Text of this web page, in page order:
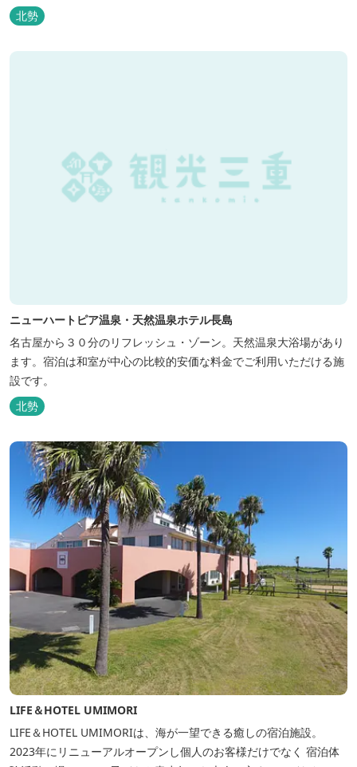
い。
北勢
ニューハートピア温泉・天然温泉ホテル長島
名古屋から３０分のリフレッシュ・ゾーン。天然温泉大浴場があり
ます。宿泊は和室が中心の比較的安価な料金でご利用いただける施
設です。
北勢
LIFE＆HOTEL UMIMORI
LIFE＆HOTEL UMIMORIは、海が一望できる癒しの宿泊施設。
2023年にリニューアルオープンし個人のお客様だけでなく 宿泊体